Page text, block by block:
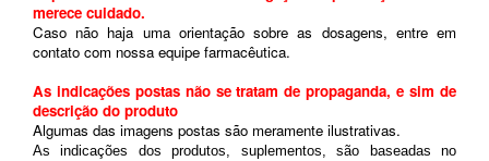
merece cuidado.
Caso não haja uma orientação sobre as dosagens, entre em
contato com nossa equipe farmacêutica.
As indicações postas não se tratam de propaganda, e sim de
descrição do produto
Algumas das imagens postas são meramente ilustrativas.
As indicações dos produtos, suplementos, são baseadas no